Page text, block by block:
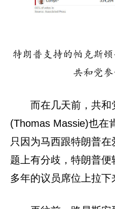
特朗普支持的帕克斯
共和党
而在几天前，共和
(Thomas Massie)也在
只因为马西跟特朗普
题上有分歧，特朗普
多年的议员席位上拉下